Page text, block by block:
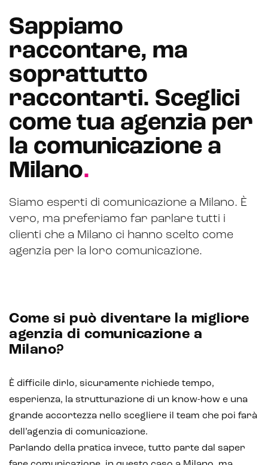
Sappiamo
raccontare, ma
soprattutto
raccontarti. Sceglici
come tua agenzia per
la comunicazione a
Milano.
Siamo esperti di comunicazione a Milano. È
vero, ma preferiamo far parlare tutti i
clienti che a Milano ci hanno scelto come
agenzia per la loro comunicazione.
Come si può diventare la migliore
agenzia di comunicazione a
Milano?
È difficile dirlo, sicuramente richiede tempo,
esperienza, la strutturazione di un know-how e una
grande accortezza nello scegliere il team che poi farà
dell’agenzia di comunicazione.
Parlando della pratica invece, tutto parte dal saper